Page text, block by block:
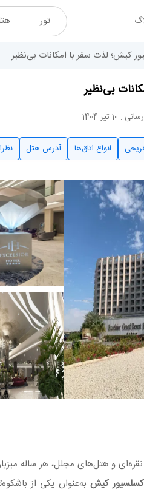
تور
کیش؛ لذت سفر با امکانات بی‌نظیر
بی‌نظیر
10 تیر 1404
انواع اتاق‌ها آدرس هتل
و هتل‌های مجلل، هر ساله
کیش به‌عنوان یکی از